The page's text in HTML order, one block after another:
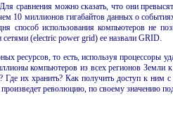
сравнения можно сказать, что они
10 миллионов гигабайтов данных о
исполь­зования компьютеров не
(electric power grid) ее назвали GRID.
ресурсов, то есть, используя процессоры
компьютеров из всех регионов Земли
их хранить? Как получить доступ к ним
революцию, по своему значению